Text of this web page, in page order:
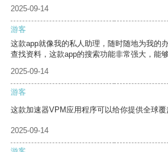
2025-09-14
游客
这款app就像我的私人助理，随时随地为我的
查找资料，这款app的搜索功能非常强大，能
2025-09-14
游客
这款加速器VPM应用程序可以给你提供全球覆
2025-09-14